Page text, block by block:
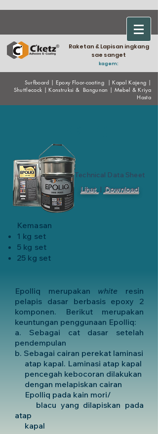
Raketan & Lapisan ingkang
sae sanget
kagem:
Surfboard | Epoxy Floor-coating |Kapal Kajeng |
Shuttlecock |Konstruksi & Bangunan | Mebel & Kriya
Hasta
Kemasan
1 kg set
5 kg set
25 kg set
Technical Data Sheet
Lihat | Download
Epolliq merupakan white resin
pelapis dasar berbasis epoxy 2
komponen. Berikut merupakan
keuntungan penggunaan Epolliq:
a. Sebagai cat dasar setelah
pendempulan
b. Sebagai cairan perekat laminasi
atap kapal. Laminasi atap kapal
pencegah kebocoran dilakukan
dengan melapiskan cairan
Epolliq pada kain mori/
blacu yang dilapiskan pada
atap
kapal